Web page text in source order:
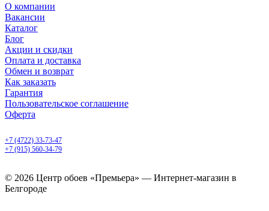
О компании
Вакансии
Каталог
Блог
Акции и скидки
Оплата и доставка
Обмен и возврат
Как заказать
Гарантия
Пользовательское соглашение
Оферта
+7 (4722) 33-73-47
+7 (915) 560-34-79
© 2026 Центр обоев «Премьера» — Интернет-магазин в
Белгороде